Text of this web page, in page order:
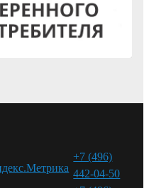
+7 (496)
442-04-50